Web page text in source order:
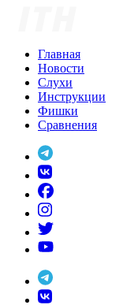
Главная
Новости
Слухи
Инструкции
Фишки
Сравнения